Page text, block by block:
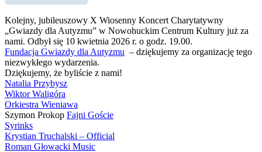
Kolejny, jubileuszowy X Wiosenny Koncert Charytatywny
„Gwiazdy dla Autyzmu” w Nowohuckim Centrum Kultury już za
nami. Odbył się 10 kwietnia 2026 r. o godz. 19.00.
Fundacja Gwiazdy dla Autyzmu – dziękujemy za organizację tego
niezwykłego wydarzenia.
Dziękujemy, że byliście z nami!
Natalia Przybysz
Wiktor Waligóra
Orkiestra Wieniawa
Szymon Prokop Fajni Goście
Syrinks
Krystian Truchalski – Official
Roman Głowacki Music